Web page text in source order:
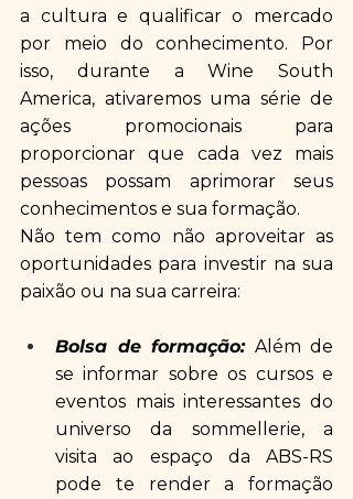
a cultura e qualificar o mercado
por meio do conhecimento. Por
isso, durante a Wine South
America, ativaremos uma série de
ações promocionais para
proporcionar que cada vez mais
pessoas possam aprimorar seus
conhecimentos e sua formação.
Não tem como não aproveitar as
oportunidades para investir na sua
paixão ou na sua carreira:
Bolsa de formação: Além de
se informar sobre os cursos e
eventos mais interessantes do
universo da sommellerie, a
visita ao espaço da ABS-RS
pode te render a formação